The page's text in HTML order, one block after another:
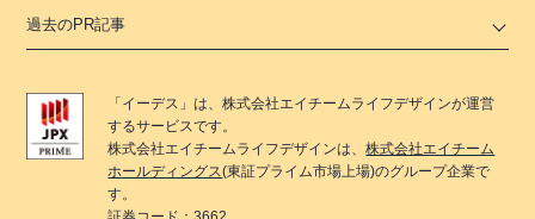
過去のPR記事
「 イーデス 」は、株式会社エイチームライフデザインが運営
するサービスです。
株式会社エイチームライフデザインは、株式会社エイチーム
ホールディングス(東証プライム市場上場)のグループ企業で
す。